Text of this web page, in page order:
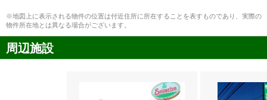
※地図上に表示される物件の位置は付近住所に所在することを表すものであり、実際の
物件所在地とは異なる場合がございます。
周辺施設